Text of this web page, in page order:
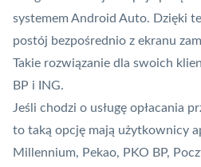
systemem Android Auto. Dzięki
postój bezpośrednio z ekranu
Takie rozwiązanie dla swoich
BP i ING.
Jeśli chodzi o usługę opłacania
to taką opcję mają użytkownicy
Millennium, Pekao, PKO BP,